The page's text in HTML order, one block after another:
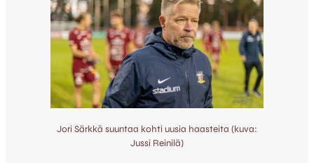
Jori Särkkä suuntaa kohti uusia haasteita (kuva:
Jussi Reinilä)